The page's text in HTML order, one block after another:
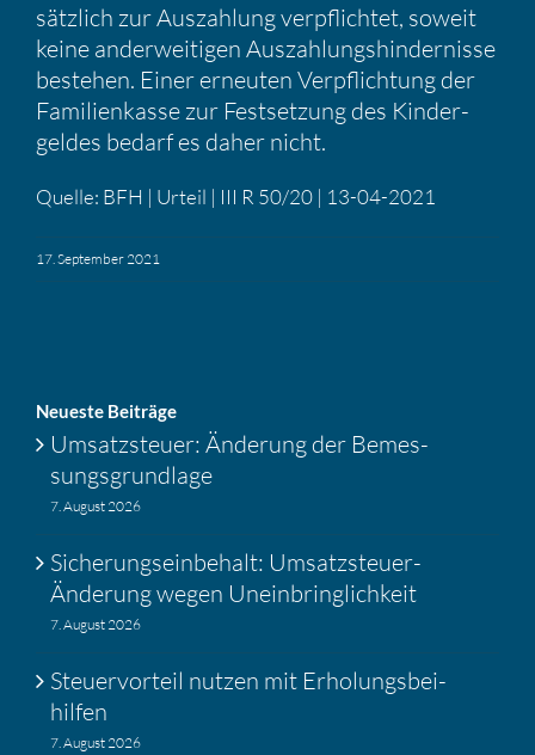
sätz­lich zur Auszah­lung verpflichtet, soweit
keine ander­wei­tigen Auszah­lungs­hin­der­nisse
bestehen. Einer erneuten Verpflich­tung der
Famili­en­kasse zur Festset­zung des Kinder­
geldes bedarf es daher nicht.
Quelle: BFH | Urteil | III R 50/20 | 13-04-2021
17. September 2021
Neueste Beiträge
Umsatz­steuer: Änderung der Bemes­
sungs­grund­lage
7. August 2026
Siche­rungs­ein­be­halt: Umsatz­steuer-
Änderung wegen Unein­bring­lich­keit
7. August 2026
Steuer­vor­teil nutzen mit Erholungs­bei­
hilfen
7. August 2026